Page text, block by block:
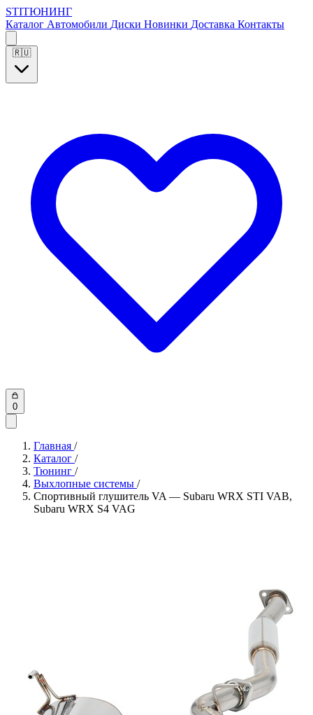
STIТЮНИНГ
Каталог Автомобили Диски Новинки Доставка Контакты
🇷🇺
0
Главная /
Каталог /
Тюнинг /
Выхлопные системы /
Спортивный глушитель VA — Subaru WRX STI VAB,
Subaru WRX S4 VAG